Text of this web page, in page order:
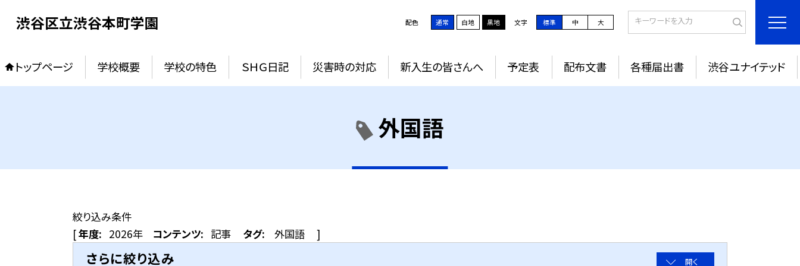
渋谷区立渋谷本町学園 配色 通常 白地 黒地 文字 標準 中 大
トップページ 学校概要 学校の特色 ＳＨＧ日記 災害時の対応 新入生の皆さんへ 予定表 配布文書 各種届出書 渋谷ユナイテッド
外国語
絞り込み条件
[年度: 2026年 コンテンツ: 記事 タグ: 外国語 ]
さらに絞り込み 開く